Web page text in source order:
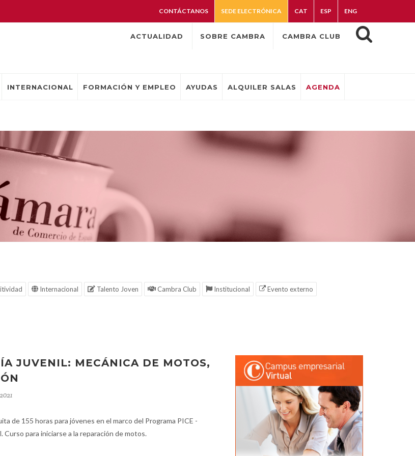
CONTÁCTANOS SEDE ELECTRÓNICA CAT ESP ENG
ACTUALIDAD SOBRE CAMBRA CAMBRA CLUB
INTERNACIONAL FORMACIÓN Y EMPLEO AYUDAS ALQUILER SALAS AGENDA
Internacional Talento Joven Cambra Club Institucional
Evento externo
JUVENIL: MECÁNICA DE MOTOS,
de 155 horas para jóvenes en el marco del Programa PICE -
Curso para iniciarse a la reparación de motos.